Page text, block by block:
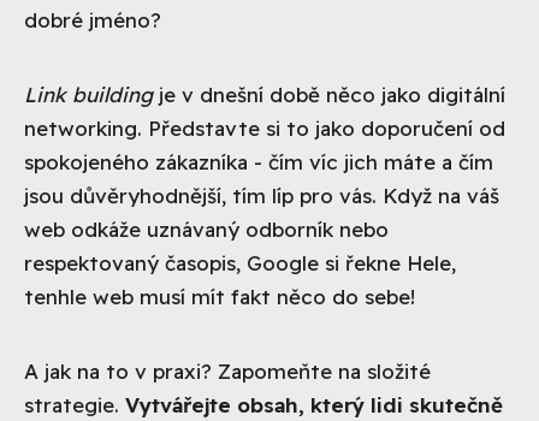
dobré jméno?
Link buildingje v dnešní době něco jako digitální
networking. Představte si to jako doporučení od
spokojeného zákazníka - čím víc jich máte a čím
jsou důvěryhodnější, tím líp pro vás. Když na váš
web odkáže uznávaný odborník nebo
respektovaný časopis, Google si řekne Hele,
tenhle web musí mít fakt něco do sebe!
A jak na to v praxi? Zapomeňte na složité
strategie. Vytvářejte obsah, který lidi skutečně